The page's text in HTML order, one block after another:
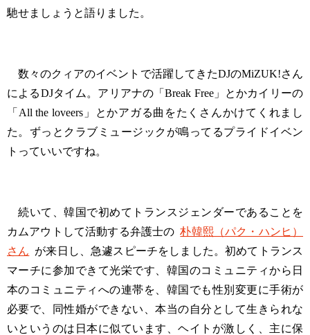
馳せましょうと語りました。
数々のクィアのイベントで活躍してきたDJのMiZUK!さん
によるDJタイム。アリアナの「Break Free」とかカイリーの
「All the loveers」とかアガる曲をたくさんかけてくれまし
た。ずっとクラブミュージックが鳴ってるプライドイベン
トっていいですね。
続いて、韓国で初めてトランスジェンダーであることを
カムアウトして活動する弁護士の 朴韓熙（パク・ハンヒ）
さん が来日し、急遽スピーチをしました。初めてトランス
マーチに参加できて光栄です、韓国のコミュニティから日
本のコミュニティへの連帯を、韓国でも性別変更に手術が
必要で、同性婚ができない、本当の自分として生きられな
いというのは日本に似ています、ヘイトが激しく、主に保